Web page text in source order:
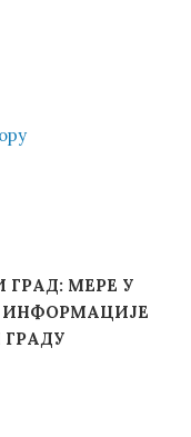
МЕРЕ У
ИНФОРМАЦИЈЕ